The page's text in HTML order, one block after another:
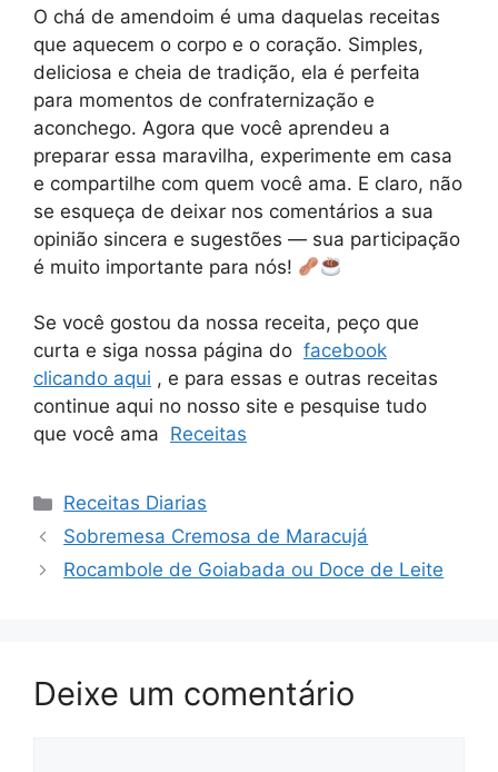
O chá de amendoim é uma daquelas receitas
que aquecem o corpo e o coração. Simples,
deliciosa e cheia de tradição, ela é perfeita
para momentos de confraternização e
aconchego. Agora que você aprendeu a
preparar essa maravilha, experimente em casa
e compartilhe com quem você ama. E claro, não
se esqueça de deixar nos comentários a sua
opinião sincera e sugestões — sua participação
é muito importante para nós!
Se você gostou da nossa receita, peço que
curta e siga nossa página do facebook
clicando aqui , e para essas e outras receitas
continue aqui no nosso site e pesquise tudo
que você ama Receitas
Categorias
Receitas Diarias
Sobremesa Cremosa de Maracujá
Rocambole de Goiabada ou Doce de Leite
Deixe um comentário